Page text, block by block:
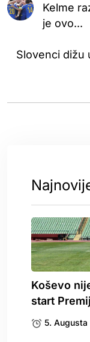
Kelme
je ovo...
Slovenci dižu
Koševo
start
5.